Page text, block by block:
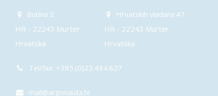
Butina 2
HR - 22243 Murter
Hrvatska
Hrvatskih vladara 47
HR - 22243 Murter
Hrvatska
Tel/fax: +385.(0)22.434.827
mail@argonauta.hr